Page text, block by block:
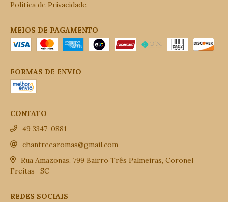
Politica de Privacidade
MEIOS DE PAGAMENTO
FORMAS DE ENVIO
CONTATO
49 3347-0881
chantreearomas@gmail.com
Rua Amazonas, 799 Bairro Três Palmeiras, Coronel
Freitas -SC
REDES SOCIAIS